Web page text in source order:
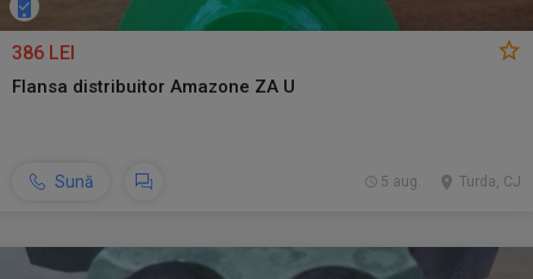
386 LEI
Flansa distribuitor Amazone ZA U
Sună Turda, CJ
5 aug.